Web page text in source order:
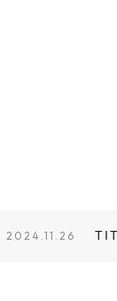
2024.11.26